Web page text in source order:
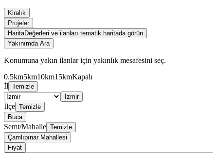
Kiralık
Projeler
HaritaDeğerleri ve ilanları tematik haritada görün
Yakınımda Ara
Konumuna yakın ilanlar için yakınlık mesafesini seç.
0.5km5km10km15kmKapalı
İl Temizle
İzmir
İlçe Temizle
Buca
Semt/Mahalle Temizle
Çamlıpınar Mahallesi
Fiyat